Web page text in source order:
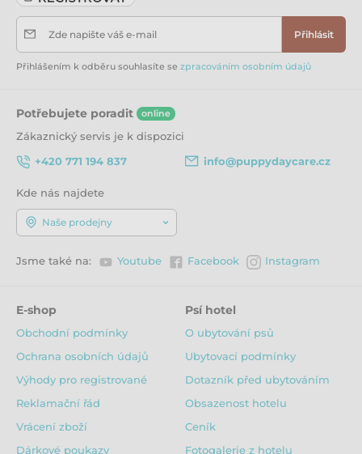
Zde napište váš e-mail Přihlásit
Přihlášením k odběru souhlasíte se zpracováním osobním údajů
Potřebujete poradit online
Zákaznický servis je k dispozici
+420 771 194 837
info@puppydaycare.cz
Kde nás najdete
Naše prodejny
Jsme také na: Youtube Facebook Instagram
E-shop
Obchodní podmínky
Ochrana osobních údajů
Výhody pro registrované
Reklamační řád
Vrácení zboží
Dárkové poukazy
Psí hotel
O ubytování psů
Ubytovací podmínky
Dotazník před ubytováním
Obsazenost hotelu
Ceník
Fotogalerie z hotelu